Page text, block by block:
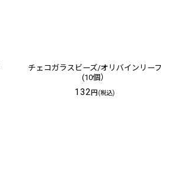
チェコガラスビーズ/オリバインリーフ
(10個）
132円(税込)